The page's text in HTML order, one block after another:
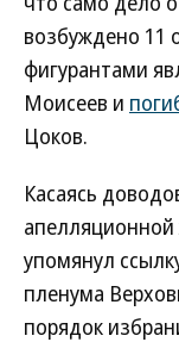
возбуждено 11
фигурантами
Моисеев и
Цоков.
Касаясь
упомянул
пленума
порядок